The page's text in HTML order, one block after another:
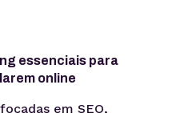
essenciais para
online
em SEO,